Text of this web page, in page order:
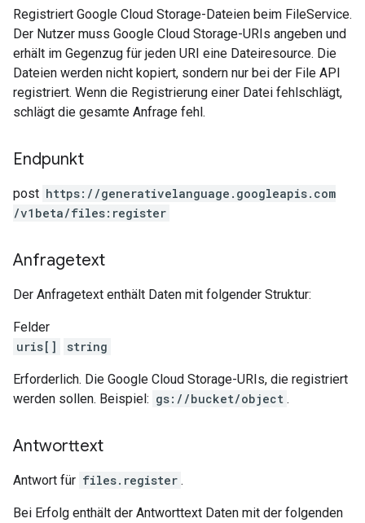
Registriert Google Cloud Storage-Dateien beim FileService.
Der Nutzer muss Google Cloud Storage-URIs angeben und
erhält im Gegenzug für jeden URI eine Dateiresource. Die
Dateien werden nicht kopiert, sondern nur bei der File API
registriert. Wenn die Registrierung einer Datei fehlschlägt,
schlägt die gesamte Anfrage fehl.
Endpunkt
post https: / /generativelanguage.googleapis.com
/v1beta/files:register
Anfragetext
Der Anfragetext enthält Daten mit folgender Struktur:
Felder
uris[]
string
Erforderlich. Die Google Cloud Storage-URIs, die registriert
werden sollen. Beispiel: gs://bucket/object .
Antworttext
Antwort für files.register .
Bei Erfolg enthält der Antworttext Daten mit der folgenden